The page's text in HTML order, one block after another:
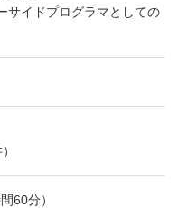
サイドプログラマとしての
60分）